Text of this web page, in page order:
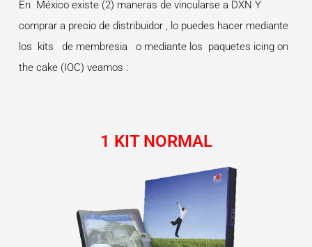
En México existe (2) maneras de vincularse a DXN Y
comprar a precio de distribuidor , lo puedes hacer mediante
los kits de membresia o mediante los paquetes icing on
the cake (IOC) veamos :
1 KIT NORMAL